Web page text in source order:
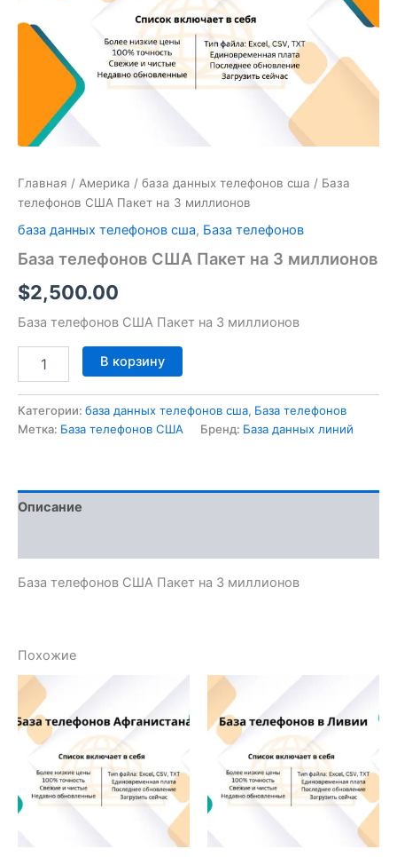
Главная / Америка / база данных телефонов сша / База
телефонов США Пакет на 3 миллионов
база данных телефонов сша, База телефонов
База телефонов США Пакет на 3 миллионов
$2,500.00
База телефонов США Пакет на 3 миллионов
на
миллионов
В корзину
Категории: база данных телефонов сша, База телефонов
Метка: База телефонов США Бренд: База данных линий
Описание
База телефонов США Пакет на 3 миллионов
Похожие